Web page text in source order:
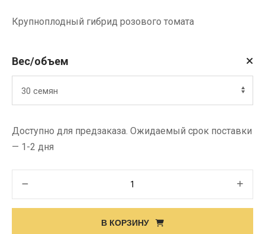
Крупноплодный гибрид розового томата
Вес/объем
Доступно для предзаказа. Ожидаемый срок поставки
— 1-2 дня
Семена
В КОРЗИНУ